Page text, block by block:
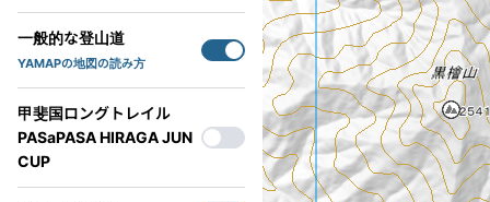
一般的な登山道
YAMAPの地図の読み方
甲斐国ロングトレイル
PASaPASA HIRAGA JUN
CUP